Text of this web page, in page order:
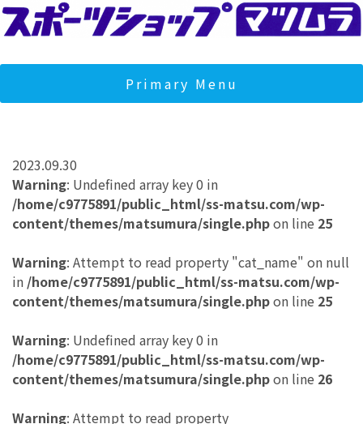
Skip
to
ジムとフィットネスジムを運営し、地域の健康とコミュニテ
サポートしております。
Primary Menu
2023.09.30
Warning: Undefined array key 0 in
/home/c9775891/public_html/ss-matsu.com/wp-
content/themes/matsumura/single.phpon line 25
Warning: Attempt to read property "cat_name" on null
in /home/c9775891/public_html/ss-matsu.com/wp-
content/themes/matsumura/single.phpon line 25
Warning: Undefined array key 0 in
/home/c9775891/public_html/ss-matsu.com/wp-
content/themes/matsumura/single.phpon line 26
Warning: Attempt to read property